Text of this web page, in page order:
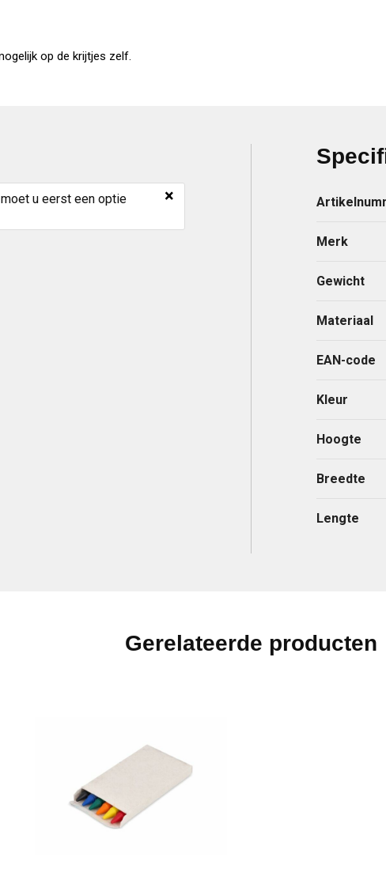
op de krijtjes zelf.
u eerst een optie
×
Merk
Gewicht
Materiaal
EAN-code
Kleur
Hoogte
Breedte
Lengte
Gerelateerde producten